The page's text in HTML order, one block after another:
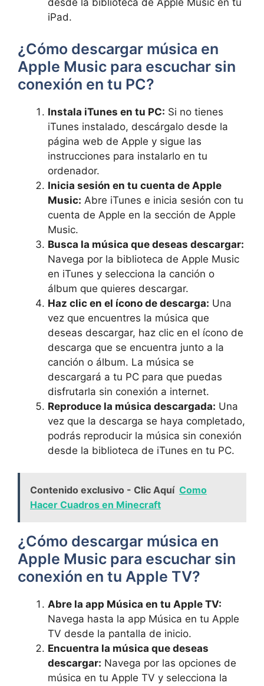
desde la biblioteca de Apple⁢ Music en‍ tu
iPad.
¿Cómo ⁤descargar música en
Apple Music para escuchar sin⁢
conexión en tu PC?
Instala⁢ iTunes en‌ tu PC: Si no tienes
iTunes instalado,‌ descárgalo desde la
página ⁢web de Apple y sigue las
⁣instrucciones⁢ para instalarlo en tu
ordenador.
Inicia sesión en tu cuenta de⁤ Apple
Music: Abre iTunes e inicia sesión con tu
cuenta de Apple en la‍ sección de Apple
Music.
Busca la música que deseas ​descargar:
Navega por la biblioteca de Apple Music
‍en iTunes y ​selecciona la canción o
álbum que quieres​ descargar.
Haz clic ⁤en el ícono de descarga: Una
vez ​que encuentres la música que
deseas descargar, haz clic en el ícono de
descarga que se encuentra⁤ junto a la
canción o álbum. La música se⁤
descargará a tu PC para que puedas‌
disfrutarla sin conexión a internet.
Reproduce ‍la música descargada: Una
vez que la descarga se‌ haya ​completado,
podrás reproducir la música sin⁣ conexión
desde la biblioteca de iTunes ⁤en tu PC.
Contenido exclusivo - Clic Aquí Como
Hacer Cuadros en Minecraft
¿Cómo descargar música ⁤en
Apple Music para escuchar sin
conexión‌ en ‌tu Apple TV?
Abre⁣ la app Música en tu ‍Apple TV:
Navega hasta ​la app Música en tu Apple
TV desde la pantalla de inicio.
Encuentra la música ⁣que deseas
descargar: Navega⁤ por las opciones de
música⁤ en tu Apple TV y selecciona la‍